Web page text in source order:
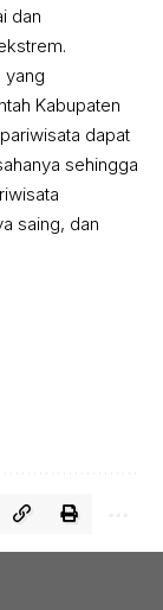
dan
yang
Kabupaten
dapat
sehingga
saing, dan